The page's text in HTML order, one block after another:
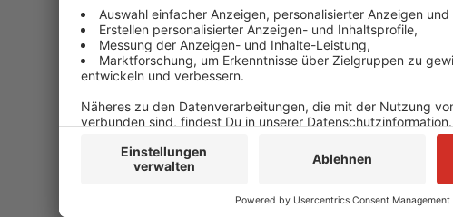
Reiches und folgte dem damaligen
Anzeige